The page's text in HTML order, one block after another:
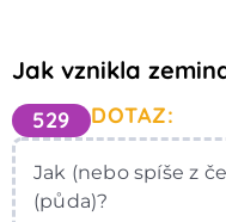
Jak vznikla
529 DOTAZ:
Jak (nebo spíše z
(půda)?